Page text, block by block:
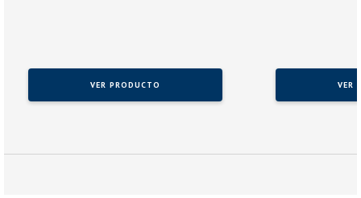
VER PRODUCTO VER